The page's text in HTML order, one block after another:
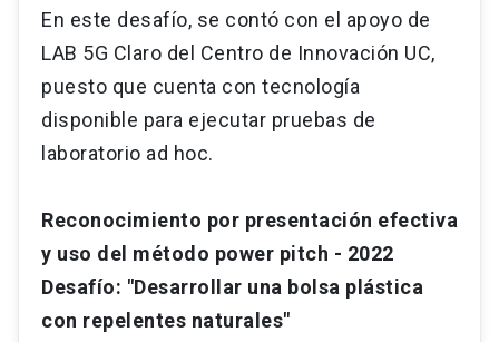
En este desafío, se contó con el apoyo de
LAB 5G Claro del Centro de Innovación UC,
puesto que cuenta con tecnología
disponible para ejecutar pruebas de
laboratorio ad hoc.
Reconocimiento por presentación efectiva
y uso del método power pitch - 2022
Desafío: "Desarrollar una bolsa plástica
con repelentes naturales"